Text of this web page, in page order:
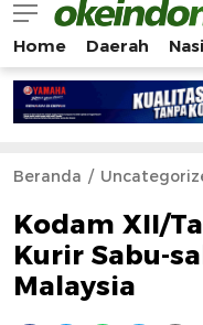
Mengonlinekan
Home Daerah
Beranda
Kodam XII/
Kurir Sabu-
Malaysia